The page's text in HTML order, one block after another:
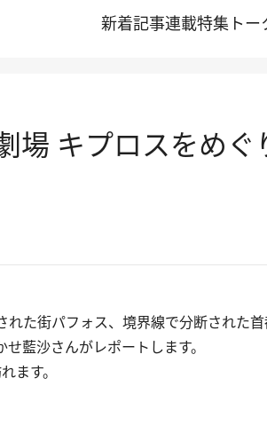
新着記事連載特集 ト
場 キプロスをめ
た街パフォス、境界線で分断された
藍沙さんがレポートします。
ます。